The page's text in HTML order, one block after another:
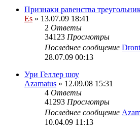
Признаки равенства
Es » 13.07.09 18:41
2 Ответы
34123 Просмотры
Последнее сообщение Dront
28.07.09 00:13
Ури Геллер шоу
Azamatus » 12.09.08 15:31
4 Ответы
41293 Просмотры
Последнее сообщение
10.04.09 11:13